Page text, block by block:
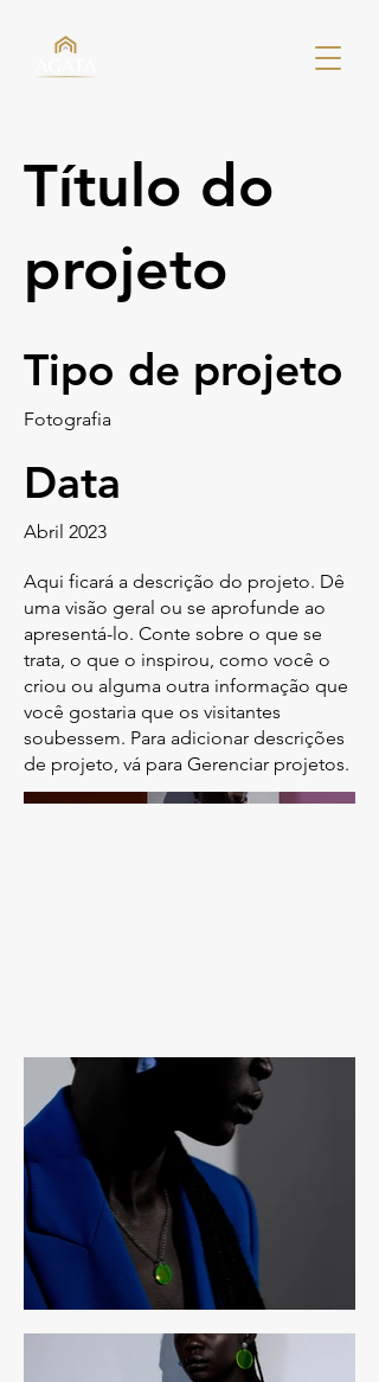
Título do
projeto
Tipo de projeto
Fotografia
Data
Abril 2023
Aqui ficará a descrição do projeto. Dê
uma visão geral ou se aprofunde ao
apresentá-lo. Conte sobre o que se
trata, o que o inspirou, como você o
criou ou alguma outra informação que
você gostaria que os visitantes
soubessem. Para adicionar descrições
de projeto, vá para Gerenciar projetos.